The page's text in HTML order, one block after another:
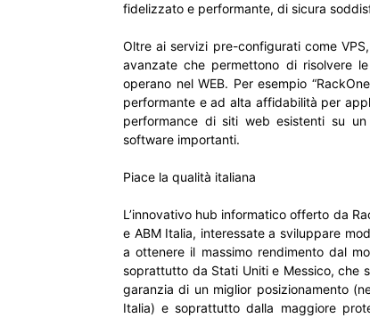
fidelizzato e performante, di sicura
Oltre ai servizi pre-configurati come
avanzate che permettono di risolvere
operano nel WEB. Per esempio
performante e ad alta affidabilità per
performance di siti web esistenti su
software importanti.
Piace la qualità italiana
L’innovativo hub informatico offerto da
e ABM Italia, interessate a sviluppare
a ottenere il massimo rendimento dal
soprattutto da Stati Uniti e Messico, che
garanzia di un miglior posizionamento
Italia) e soprattutto dalla maggiore